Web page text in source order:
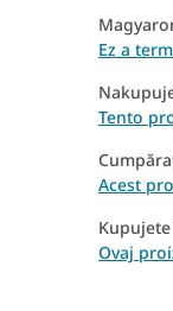
Ez a
Tento
Acest
Ovaj